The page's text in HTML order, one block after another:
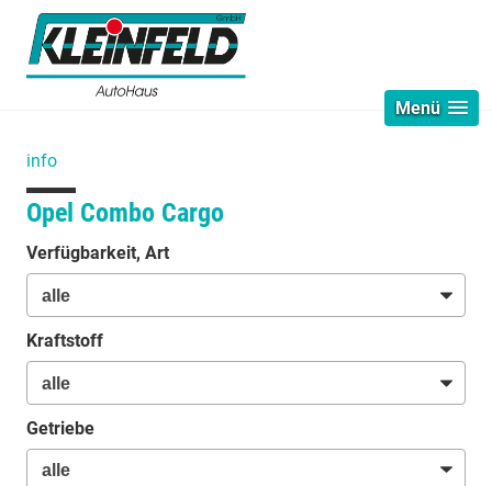
Menü
info
Opel Combo Cargo
Verfügbarkeit, Art
Kraftstoff
Getriebe